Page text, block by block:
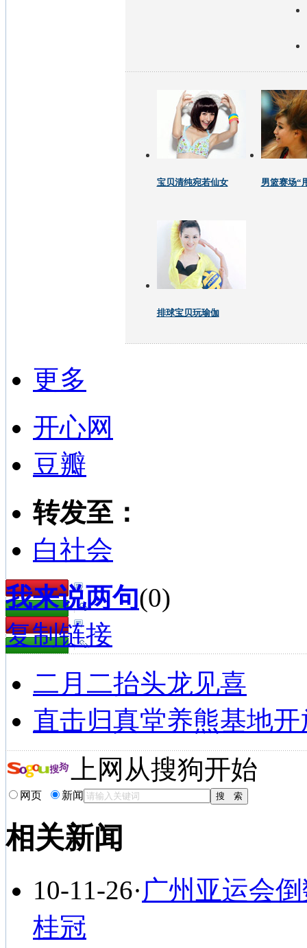
宝贝清纯宛若仙女 男篮赛场“
排球宝贝玩瑜伽
更多
开心网
豆瓣
转发至：
白社会
我来说两句(0)
复制链接
二月二抬头龙见喜
直击归真堂养熊基地开
上网从搜狗开始
网页 新闻
相关新闻
10-11-26·广州亚运会
桂冠